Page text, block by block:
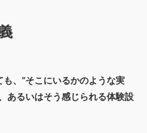
、“そこにいるかのような実
あるいはそう感じられる体験設